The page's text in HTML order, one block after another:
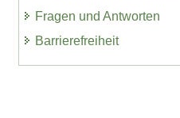
Fragen und Antworten
Barrierefreiheit